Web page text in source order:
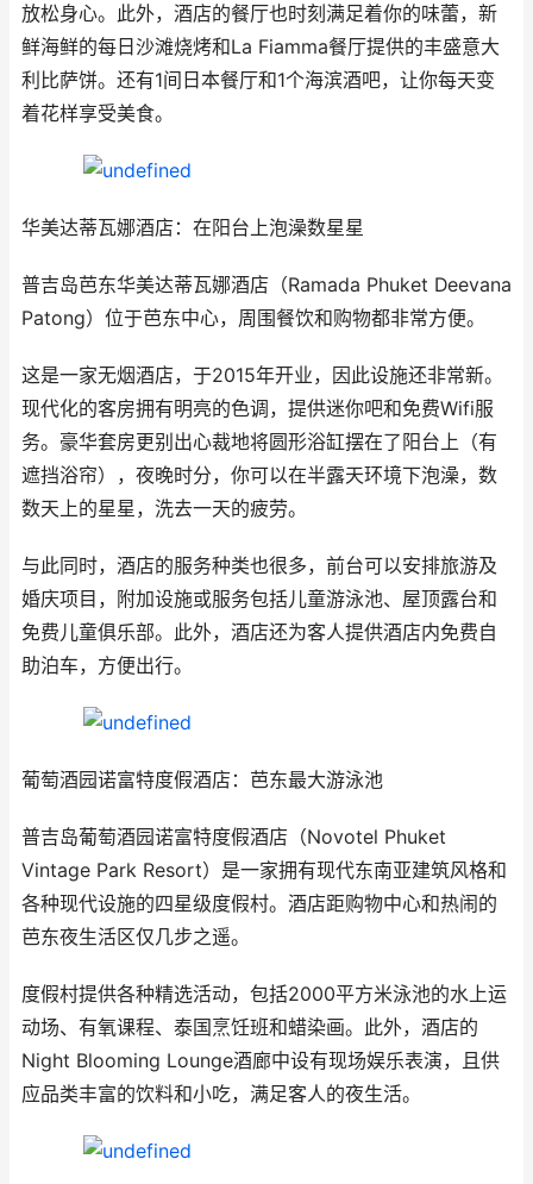
放松身心。此外，酒店的餐厅也时刻满足着你的味蕾，新
鲜海鲜的每日沙滩烧烤和La Fiamma餐厅提供的丰盛意大
利比萨饼。还有1间日本餐厅和1个海滨酒吧，让你每天变
着花样享受美食。
华美达蒂瓦娜酒店：在阳台上泡澡数星星
普吉岛芭东华美达蒂瓦娜酒店（Ramada Phuket Deevana
Patong）位于芭东中心，周围餐饮和购物都非常方便。
这是一家无烟酒店，于2015年开业，因此设施还非常新。
现代化的客房拥有明亮的色调，提供迷你吧和免费Wifi服
务。豪华套房更别出心裁地将圆形浴缸摆在了阳台上（有
遮挡浴帘），夜晚时分，你可以在半露天环境下泡澡，数
数天上的星星，洗去一天的疲劳。
与此同时，酒店的服务种类也很多，前台可以安排旅游及
婚庆项目，附加设施或服务包括儿童游泳池、屋顶露台和
免费儿童俱乐部。此外，酒店还为客人提供酒店内免费自
助泊车，方便出行。
葡萄酒园诺富特度假酒店：芭东最大游泳池
普吉岛葡萄酒园诺富特度假酒店（Novotel Phuket
Vintage Park Resort）是一家拥有现代东南亚建筑风格和
各种现代设施的四星级度假村。酒店距购物中心和热闹的
芭东夜生活区仅几步之遥。
度假村提供各种精选活动，包括2000平方米泳池的水上运
动场、有氧课程、泰国烹饪班和蜡染画。此外，酒店的
Night Blooming Lounge酒廊中设有现场娱乐表演，且供
应品类丰富的饮料和小吃，满足客人的夜生活。